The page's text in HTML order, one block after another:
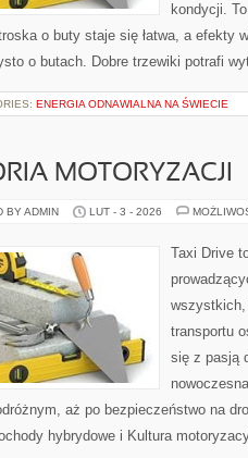
kondycji.
o buty staje się łatwa, a efekty
o butach. Dobre trzewiki potrafi
ENERGIA ODNAWIALNA NA ŚWIECIE
MOTORYZACJI
BY ADMIN LUT - 3 - 2026
Taxi Drive
transportu
się z pasją
aż po bezpieczeństwo na
hybrydowe i Kultura